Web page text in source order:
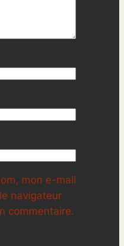
mon e-mail
navigateur
commentaire.